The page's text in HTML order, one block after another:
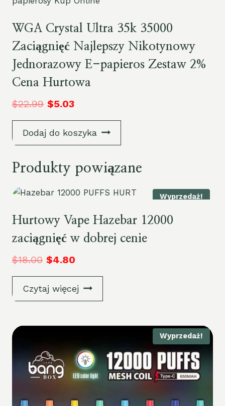
WGA Crystal Ultra 35k 35000
Zaciągnięć Najlepszy Nikotynowy
Jednorazowy E-papieros Zestaw 2%
Cena Hurtowa
$22.99 $5.03
Dodaj do koszyka
Produkty powiązane
Wyprzedaż!
Hurtowy Vape Hazebar 12000
zaciągnięć w dobrej cenie
$18.00 $4.80
Czytaj więcej
Wyprzedaż!